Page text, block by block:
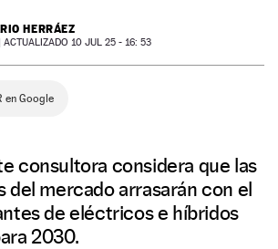
HERRÁEZ
ACTUALIZADO 10 JUL 25 - 16: 53
en Google
consultora considera que las
del mercado arrasarán con el
de eléctricos e híbridos
2030.